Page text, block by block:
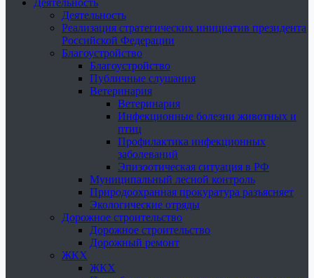
Деятельность
Деятельность
Реализация стратегических инициатив президента
Российской Федерации
Благоустройство
Благоустройство
Публичные слушания
Ветеринария
Ветеринария
Инфекционные болезни животных и
птиц
Профилактика инфекционных
заболеваний
Эпизоотическая ситуация в РФ
Муниципальный лесной контроль
Природоохранная прокуратура разъясняет
Экологические отряды
Дорожное строительство
Дорожное строительство
Дорожный ремонт
ЖКХ
ЖКХ